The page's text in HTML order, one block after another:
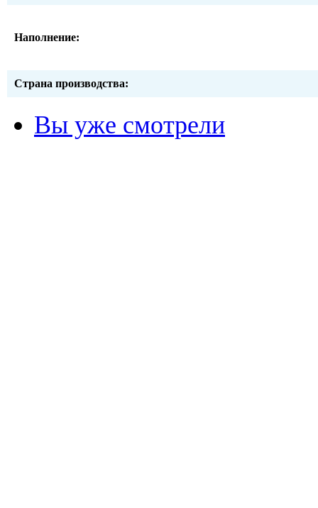
Наполнение:
Страна производства:
Вы уже смотрели